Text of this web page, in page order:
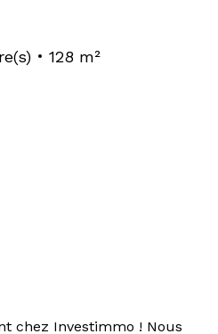
128 m²
chez Investimmo ! Nous